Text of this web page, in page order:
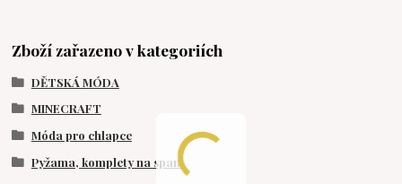
Zboží zařazeno v kategoriích
DĚTSKÁ MÓDA
MINECRAFT
Móda pro chlapce
Pyžama, komplety na spaní